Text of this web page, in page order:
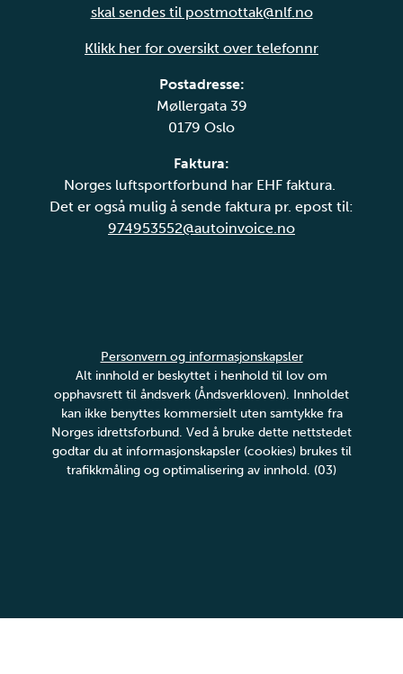
skal sendes til postmottak@nlf.no
Klikk her for oversikt over telefonnr
Postadresse:
Møllergata 39
0179 Oslo
Faktura:
Norges luftsportforbund har EHF faktura.
Det er også mulig å sende faktura pr. epost til:
974953552@autoinvoice.no
Personvern og informasjonskapsler
Alt innhold er beskyttet i henhold til lov om
opphavsrett til åndsverk (Åndsverkloven). Innholdet
kan ikke benyttes kommersielt uten samtykke fra
Norges idrettsforbund. Ved å bruke dette nettstedet
godtar du at informasjonskapsler (cookies) brukes til
trafikkmåling og optimalisering av innhold. (03)